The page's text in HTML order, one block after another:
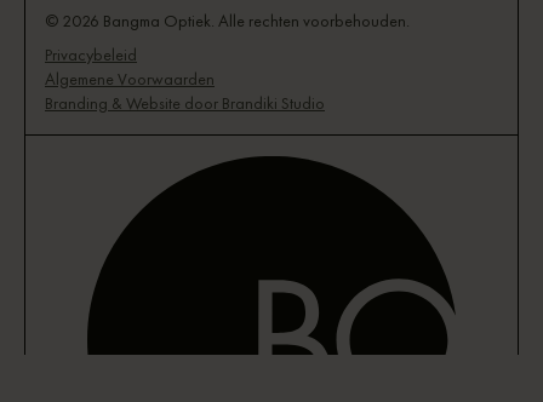
© 2026 Bangma Optiek. Alle rechten voorbehouden.
Privacybeleid
Algemene Voorwaarden
Branding & Website door Brandiki Studio